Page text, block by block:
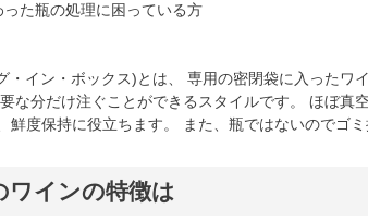
った瓶の処理に困っている方
・イン・ボックス)とは、 専用の密閉袋に入ったワ
な分だけ注ぐことができるスタイルです。 ほぼ真
鮮度保持に役立ちます。 また、瓶ではないのでゴミ
ワインの特徴は